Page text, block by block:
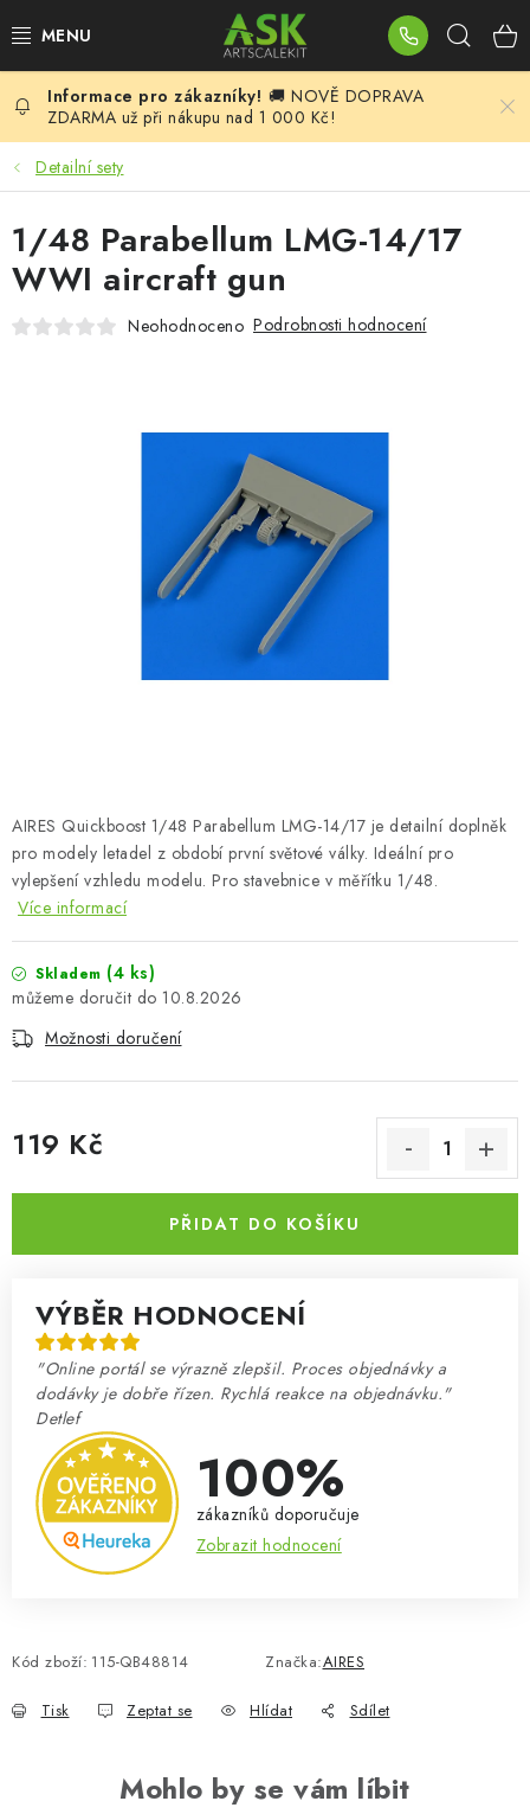
na
BLOG
SUMMER DAYS
WARHAMMER
ASK PRODUKTY
O nás Moje objednávka Kontakty
Doprava a platba
Obchodní podmínky
Podmínky ochrany osobních údajů
Reklamační řád
FAQ
Výstavy 2026
🚚 NOVĚ DOPRAVA
ZDARMA už při nákupu nad 1 000 Kč!
Detailní sety
AIRES Quickboost 1/48 Parabellum LMG-14/17 je detailní doplněk
pro modely letadel z období první světové války. Ideální pro
vylepšení vzhledu modelu. Pro stavebnice v měřítku 1/48.
Více informací
Skladem (4 ks)
10.8.2026
Možnosti doručení
119 Kč
PŘIDAT DO KOŠÍKU
VÝBĚR HODNOCENÍ
"Online portál se výrazně zlepšil. Proces objednávky a
dodávky je dobře řízen. Rychlá reakce na objednávku."
Detlef
100%
zákazníků doporučuje
Zobrazit hodnocení
Kód zboží: 115-QB48814 Značka:AIRES
Tisk Zeptat se Hlídat Sdílet
1/48 Parabellum LMG-14/17
WWI aircraft gun
Neohodnoceno Podrobnosti hodnocení
Mohlo by se vám líbit